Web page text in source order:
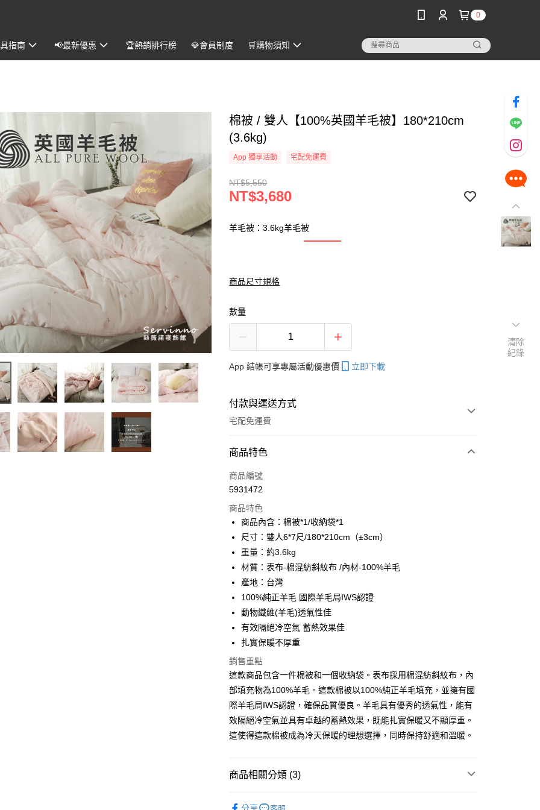
0
指南 📢最新優惠 🏆熱銷排行榜 💎會員制度 🛒購物須知
棉被 / 雙人【100%英國羊毛被】180*210cm
(3.6kg)
App 獨享活動 宅配免運費
NT$5,550
NT$3,680
羊毛被：3.6kg羊毛被
商品尺寸規格
數量
App 結帳可享專屬活動優惠價 立即下載
付款與運送方式
宅配免運費
付款方式
信用卡一次付款
Apple Pay
街口支付
悠遊付
全盈+PAY
ATM付款
運送方式
宅配(包含郵寄包裹/大型物件運費另計)
每筆NT$100，滿NT$1,500(含以上)免運費
免運費
免運費
商品特色
商品編號
5931472
商品特色
商品內含：棉被*1/收納袋*1
尺寸：雙人6*7尺/180*210cm（±3cm）
重量：約3.6kg
材質：表布-棉混紡斜紋布 /內材-100%羊毛
產地：台灣
100%純正羊毛 國際羊毛局IWS認證
動物纖維(羊毛)透氣性佳
有效隔絕冷空氣 蓄熱效果佳
扎實保暖不厚重
銷售重點
這款商品包含一件棉被和一個收納袋。表布採用棉混紡斜紋布，內
部填充物為100%羊毛。這款棉被以100%純正羊毛填充，並擁有國
際羊毛局IWS認證，確保品質優良。羊毛具有優秀的透氣性，能有
效隔絕冷空氣並具有卓越的蓄熱效果，既能扎實保暖又不顯厚重。
這使得這款棉被成為冷天保暖的理想選擇，同時保持舒適和溫暖。
商品相關分類 (3)
客服
清除
紀錄